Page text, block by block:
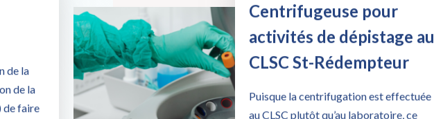
de la
de la
de faire
Centrifugeuse pour
activités de dépistage au
CLSC St-Rédempteur
Puisque la centrifugation est effectuée
au CLSC plutôt qu’au laboratoire, ce